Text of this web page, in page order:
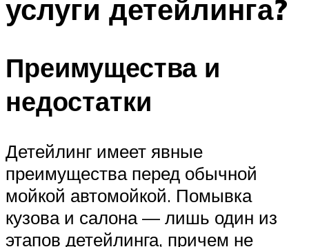
услуги детейлинга?
Преимущества и
недостатки
Детейлинг имеет явные
преимущества перед обычной
мойкой автомойкой. Помывка
кузова и салона — лишь один из
этапов детейлинга, причем не